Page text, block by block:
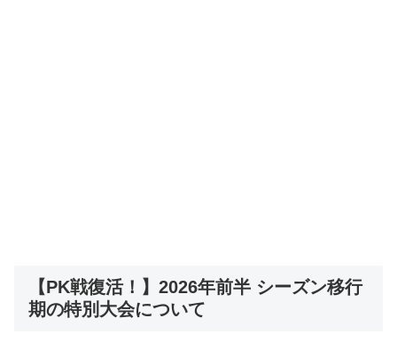
【PK戦復活！】2026年前半 シーズン移行
期の特別大会について